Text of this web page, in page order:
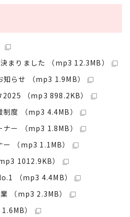
まりました （mp3 12.3MB）
らせ （mp3 1.9MB）
2025 （mp3 898.2KB）
度 （mp3 4.4MB）
ー （mp3 1.8MB）
（mp3 1.1MB）
1012.9KB）
（mp3 4.4MB）
（mp3 2.3MB）
）